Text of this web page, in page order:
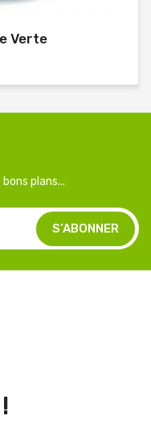
Verte
plans...